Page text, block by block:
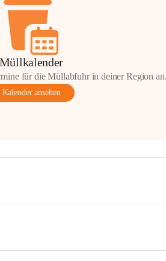
Müllkalender
für die Müllabfuhr in deiner Region
Kalender ansehen